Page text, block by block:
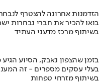
הזדמנות אחרונה להצטרף
בואו להכיר את חברי נבחרות
בשיתוף מרכז מדעני העתיד
בזמן שהצפון נאבק, הסיוע הגיע
בעלי עסקים מספרים - זה
בשיתוף מזרחי טפחות